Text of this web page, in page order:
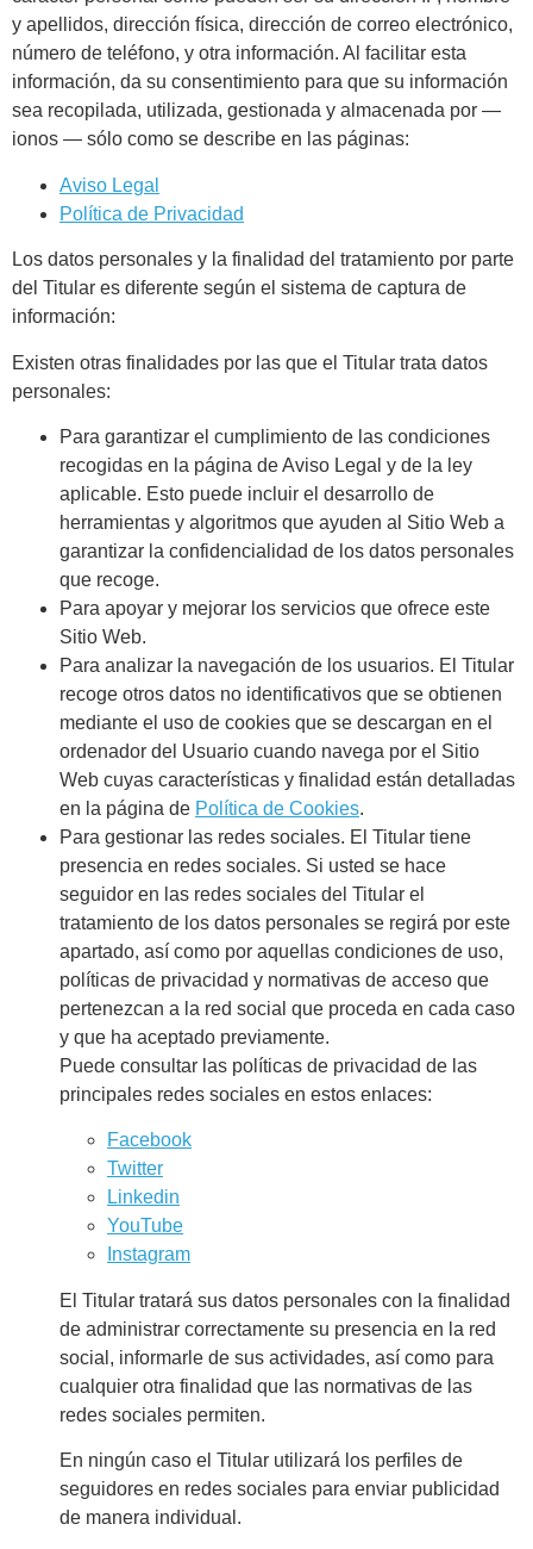
y apellidos, dirección física, dirección de correo electrónico,
número de teléfono, y otra información. Al facilitar esta
información, da su consentimiento para que su información
sea recopilada, utilizada, gestionada y almacenada por —
ionos — sólo como se describe en las páginas:
Aviso Legal
Política de Privacidad
Los datos personales y la finalidad del tratamiento por parte
del Titular es diferente según el sistema de captura de
información:
Existen otras finalidades por las que el Titular trata datos
personales:
Para garantizar el cumplimiento de las condiciones
recogidas en la página de Aviso Legal y de la ley
aplicable. Esto puede incluir el desarrollo de
herramientas y algoritmos que ayuden al Sitio Web a
garantizar la confidencialidad de los datos personales
que recoge.
Para apoyar y mejorar los servicios que ofrece este
Sitio Web.
Para analizar la navegación de los usuarios. El Titular
recoge otros datos no identificativos que se obtienen
mediante el uso de cookies que se descargan en el
ordenador del Usuario cuando navega por el Sitio
Web cuyas características y finalidad están detalladas
en la página de Política de Cookies.
Para gestionar las redes sociales. El Titular tiene
presencia en redes sociales. Si usted se hace
seguidor en las redes sociales del Titular el
tratamiento de los datos personales se regirá por este
apartado, así como por aquellas condiciones de uso,
políticas de privacidad y normativas de acceso que
pertenezcan a la red social que proceda en cada caso
y que ha aceptado previamente.
Puede consultar las políticas de privacidad de las
principales redes sociales en estos enlaces:
Facebook
Twitter
Linkedin
YouTube
Instagram
El Titular tratará sus datos personales con la finalidad
de administrar correctamente su presencia en la red
social, informarle de sus actividades, así como para
cualquier otra finalidad que las normativas de las
redes sociales permiten.
En ningún caso el Titular utilizará los perfiles de
seguidores en redes sociales para enviar publicidad
de manera individual.